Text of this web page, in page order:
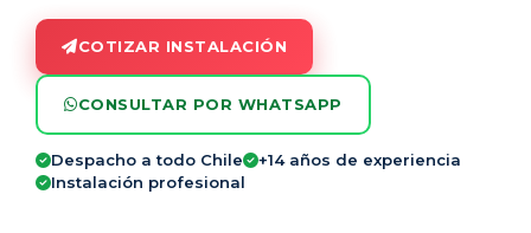
COTIZAR INSTALACIÓN
CONSULTAR POR WHATSAPP
Despacho a todo Chile
+14 años de experiencia
Instalación profesional